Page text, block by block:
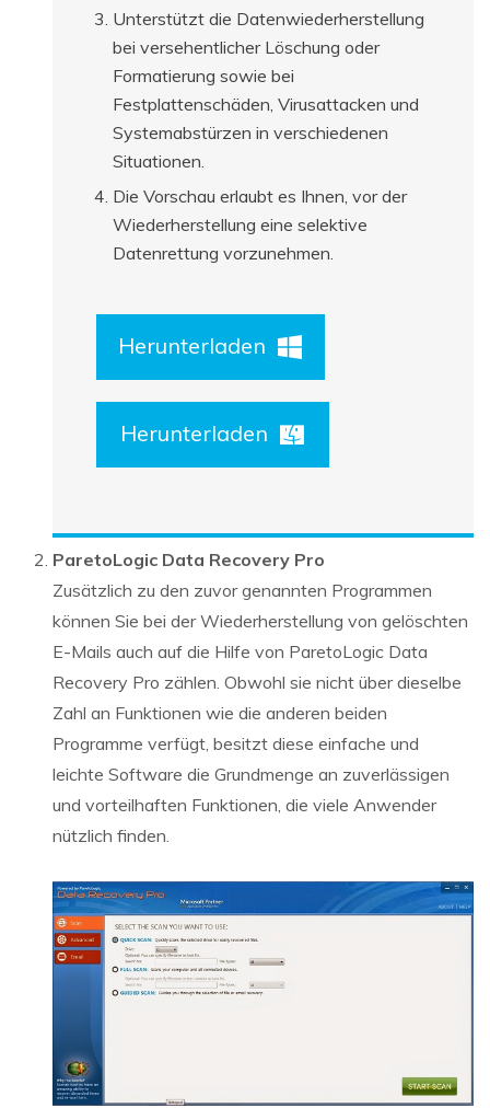
Unterstützt die Datenwiederherstellung
bei versehentlicher Löschung oder
Formatierung sowie bei
Festplattenschäden, Virusattacken und
Systemabstürzen in verschiedenen
Situationen.
Die Vorschau erlaubt es Ihnen, vor der
Wiederherstellung eine selektive
Datenrettung vorzunehmen.
Herunterladen
Herunterladen
ParetoLogic Data Recovery Pro
Zusätzlich zu den zuvor genannten Programmen
können Sie bei der Wiederherstellung von gelöschten
E-Mails auch auf die Hilfe von ParetoLogic Data
Recovery Pro zählen. Obwohl sie nicht über dieselbe
Zahl an Funktionen wie die anderen beiden
Programme verfügt, besitzt diese einfache und
leichte Software die Grundmenge an zuverlässigen
und vorteilhaften Funktionen, die viele Anwender
nützlich finden.